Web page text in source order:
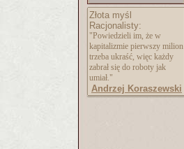
Złota myśl
Racjonalisty:
"Powiedzieli im, że w
kapitalizmie pierwszy milion
trzeba ukraść, więc każdy
zabrał się do roboty jak
umiał."
Andrzej Koraszewski